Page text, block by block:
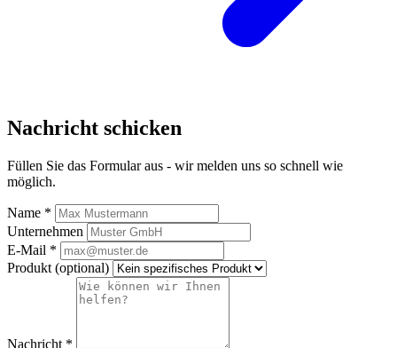
Nachricht schicken
Füllen Sie das Formular aus - wir melden uns so schnell wie
möglich.
Name *
Unternehmen
E-Mail *
Produkt (optional)
Nachricht *